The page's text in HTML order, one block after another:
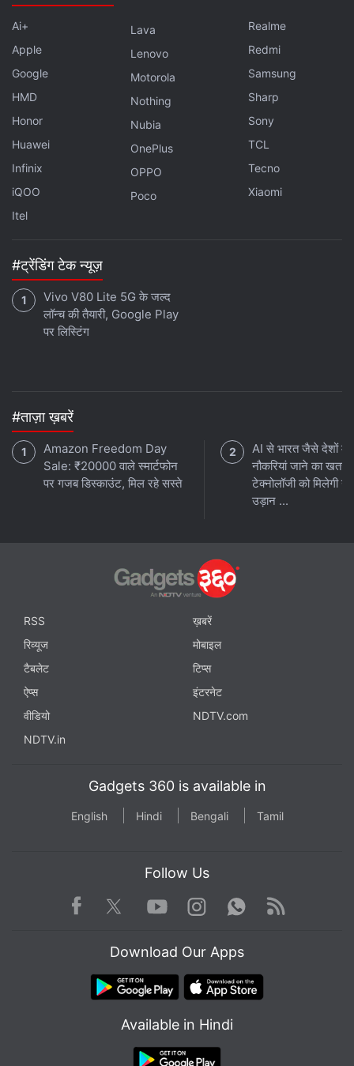
Ai+
Apple
Google
HMD
Honor
Huawei
Infinix
iQOO
Itel
Lava
Lenovo
Motorola
Nothing
Nubia
OnePlus
OPPO
Poco
Realme
Redmi
Samsung
Sharp
Sony
TCL
Tecno
Xiaomi
#ट्रेंडिंग टेक न्यूज़
Vivo V80 Lite 5G के जल्द
लॉन्च की तैयारी, Google Play
पर लिस्टिंग
#ताज़ा ख़बरें
Amazon Freedom Day
Sale: ₹20000 वाले स्मार्टफोन
पर गजब डिस्काउंट, मिल रहे सस्ते
AI से भारत जैसे देशों में
नौकरियां जाने का
टेक्नोलॉजी को मिलेगी नई
उड़ान ...
RSS
ख़बरें
रिव्यूज
मोबाइल
टैबलेट
टिप्स
ऐप्स
इंटरनेट
वीडियो
NDTV.com
NDTV.in
Gadgets 360 is available in
English Hindi Bengali Tamil
Follow Us
Facebook TwitterYoutube
Instagram WhatsApp
Rss
Download Our Apps
Available in Hindi